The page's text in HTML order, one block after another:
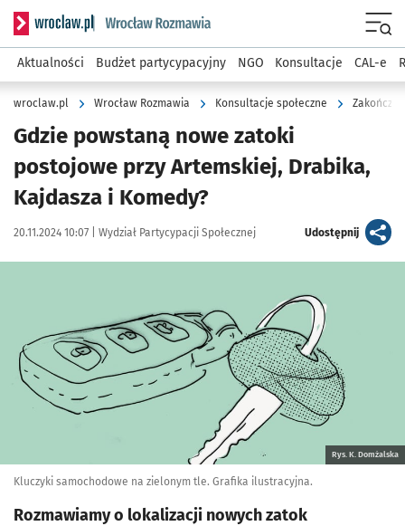
Serwis informacyjny wroclaw.pl podserwis: Rozmawia
Aktualności Budżet partycypacyjny NGO Konsultacje CAL-e
wroclaw.pl Wrocław Rozmawia Konsultacje społeczne
Gdzie powstaną nowe zatoki
postojowe przy Artemskiej, Drabika,
Kajdasza i Komedy?
Data publikacji:
20.11.2024 10:07 | Autor:
Wydział Partycypacji Społecznej Udostępnijartykuł
Rys. K. Domżalska
Kluczyki samochodowe na zielonym tle. Grafika ilustracyjna.
Rozmawiamy o lokalizacji nowych zatok